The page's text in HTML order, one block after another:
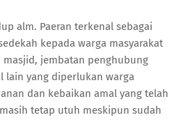
alm. Paeran terkenal sebagai
kepada warga masyarakat
jembatan penghubung
lain yang diperlukan warga
dan kebaikan amal yang telah
tetap utuh meskipun sudah